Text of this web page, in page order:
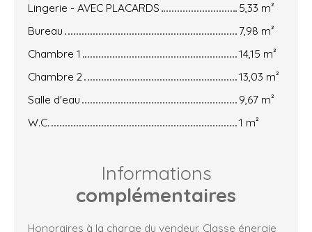
Lingerie - AVEC PLACARDS
5,33 m²
Bureau
7,98 m²
Chambre 1
14,15 m²
Chambre 2
13,03 m²
Salle d'eau
9,67 m²
W.C.
1 m²
Informations
complémentaires
Honoraires à la charge du vendeur. Classe énergie